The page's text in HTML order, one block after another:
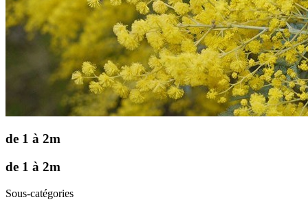
de 1 à 2m
de 1 à 2m
Sous-catégories